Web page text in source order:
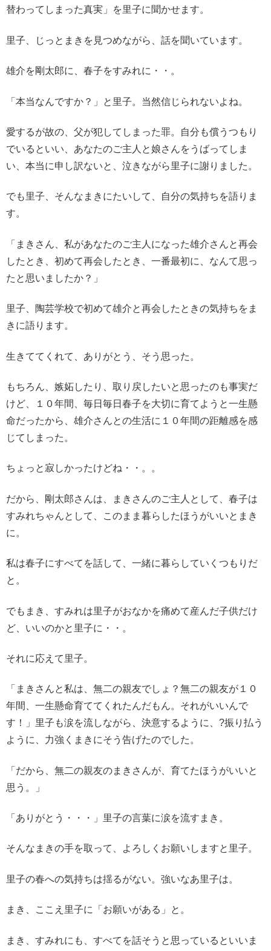
替わってしまった真実」を里子に聞かせます。
里子、じっとまきを見つめながら、話を聞いています。
雄介を剛太郎に、春子をすみれに・・。
「本当なんですか？」と里子。当然信じられないよね。
愛するが故の、父が犯してしまった罪。自分も償うつもり
でいるといい、あなたのご主人と娘さんをうばってしま
い、本当に申し訳ないと、泣きながら里子に謝りました。
でも里子、そんなまきにたいして、自分の気持ちを語りま
す。
「まきさん、私があなたのご主人になった雄介さんと再会
したとき、初めて再会したとき、一番最初に、なんて思っ
たと思いましたか？」
里子、陶芸学校で初めて雄介と再会したときの気持ちをま
きに語ります。
生きててくれて、ありがとう、そう思った。
もちろん、嫉妬したり、取り戻したいと思ったのも事実だ
けど、１０年間、毎日毎日春子を大切に育てようと一生懸
命だったから、雄介さんとの生活に１０年間の距離感を感
じてしまった。
ちょっと寂しかったけどね・・。。
だから、剛太郎さんは、まきさんのご主人として、春子は
すみれちゃんとして、このまま暮らしたほうがいいとまき
に。
私は春子にすべてを話して、一緒に暮らしていくつもりだ
と。
でもまき、すみれは里子がおなかを痛めて産んだ子供だけ
ど、いいのかと里子に・・。
それに応えて里子。
「まきさんと私は、無二の親友でしょ？無二の親友が１０
年間、一生懸命育ててくれたんだもん。それがいいんで
す！」里子も涙を流しながら、決意するように、?振り払う
ように、力強くまきにそう告げたのでした。
「だから、無二の親友のまきさんが、育てたほうがいいと
思う。」
「ありがとう・・・」里子の言葉に涙を流すまき。
そんなまきの手を取って、よろしくお願いしますと里子。
里子の春への気持ちは揺るがない。強いなあ里子は。
まき、ここえ里子に「お願いがある」と。
まき、すみれにも、すべてを話そうと思っているといいま